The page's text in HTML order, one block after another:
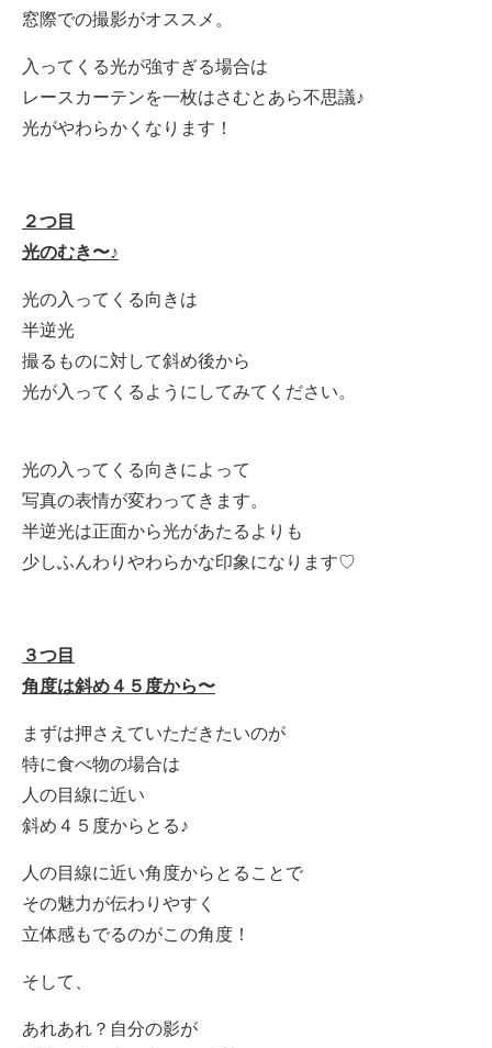
窓際での撮影がオススメ。
入ってくる光が強すぎる場合は
レースカーテンを一枚はさむとあら不思議♪
光がやわらかくなります！
２つ目
光のむき〜♪
光の入ってくる向きは
半逆光
撮るものに対して斜め後から
光が入ってくるようにしてみてください。
光の入ってくる向きによって
写真の表情が変わってきます。
半逆光は正面から光があたるよりも
少しふんわりやわらかな印象になります♡
３つ目
角度は斜め４５度から〜
まずは押さえていただきたいのが
特に食べ物の場合は
人の目線に近い
斜め４５度からとる♪
人の目線に近い角度からとることで
その魅力が伝わりやすく
立体感もでるのがこの角度！
そして、
あれあれ？自分の影が